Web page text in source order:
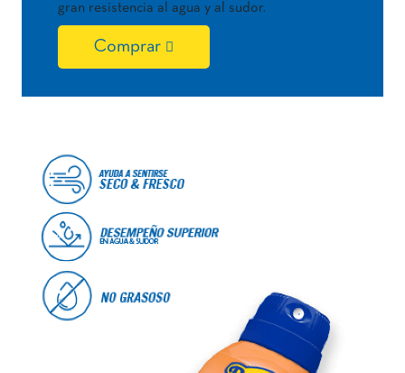
gran resistencia al agua y al sudor.
Comprar